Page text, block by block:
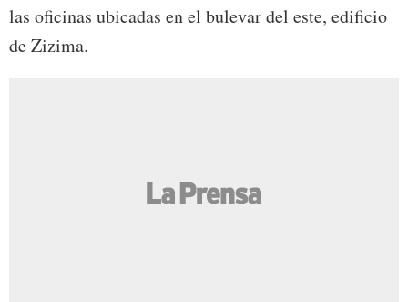
las oficinas ubicadas en el bulevar del este, edificio
de Zizima.